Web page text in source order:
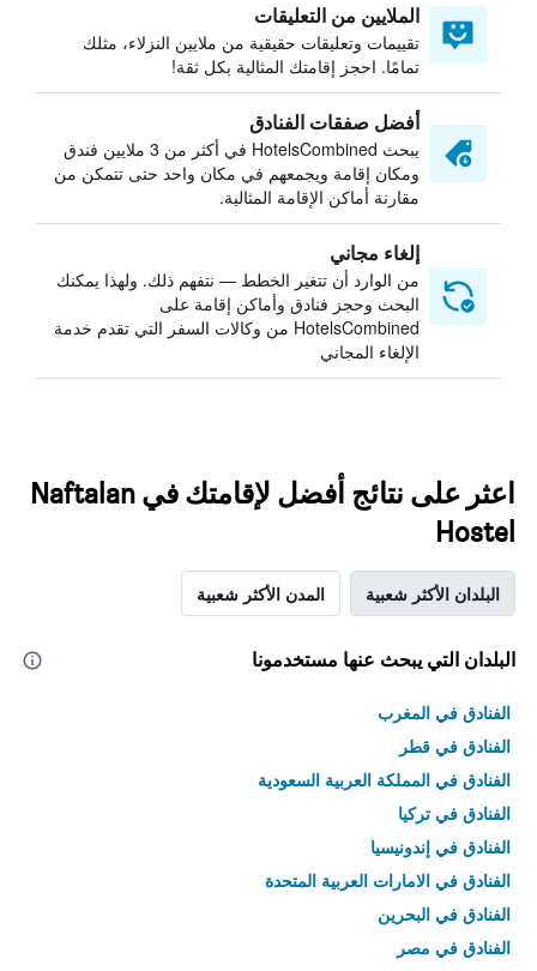
الملايين من التعليقات
تقييمات وتعليقات حقيقية من ملايين النزلاء، مثلك
تمامًا. احجز إقامتك المثالية بكل ثقة!
أفضل صفقات الفنادق
يبحث HotelsCombined في أكثر من 3 ملايين فندق
ومكان إقامة ويجمعهم في مكان واحد حتى تتمكن من
مقارنة أماكن الإقامة المثالية.
إلغاء مجاني
من الوارد أن تتغير الخطط — نتفهم ذلك. ولهذا يمكنك
البحث وحجز فنادق وأماكن إقامة على
HotelsCombined من وكالات السفر التي تقدم خدمة
الإلغاء المجاني
اعثر على نتائج أفضل لإقامتك في Naftalan
Hostel
البلدان الأكثر شعبية المدن الأكثر شعبية
البلدان التي يبحث عنها مستخدمونا
الفنادق في المغرب
الفنادق في قطر
الفنادق في المملكة العربية السعودية
الفنادق في تركيا
الفنادق في إندونيسيا
الفنادق في الامارات العربية المتحدة
الفنادق في البحرين
الفنادق في مصر